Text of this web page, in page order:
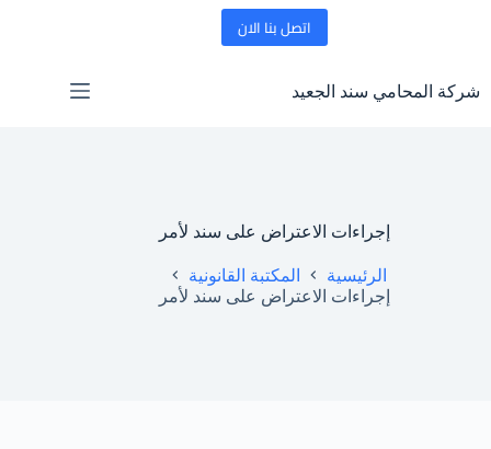
اتصل بنا الان
شركة المحامي سند الجعيد
إجراءات الاعتراض على سند لأمر
الرئيسية
المكتبة القانونية
إجراءات الاعتراض على سند لأمر